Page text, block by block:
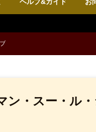
ン・スー・ル